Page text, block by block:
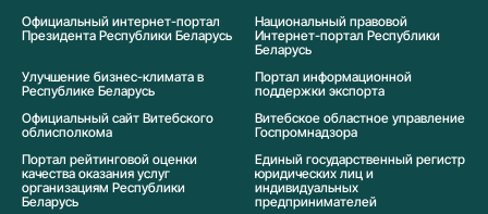
Официальный интернет-портал
Президента Республики Беларусь
Национальный правовой
Интернет-портал Республики
Беларусь
Улучшение бизнес-климата в
Республике Беларусь
Портал информационной
поддержки экспорта
Официальный сайт Витебского
облисполкома
Витебское областное управление
Госпромнадзора
Портал рейтинговой оценки
качества оказания услуг
организациям Республики
Беларусь
Единый государственный регистр
юридических лиц и
индивидуальных
предпринимателей